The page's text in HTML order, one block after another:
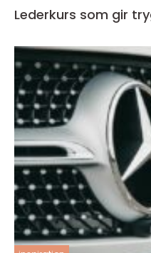
Lederkurs som gir